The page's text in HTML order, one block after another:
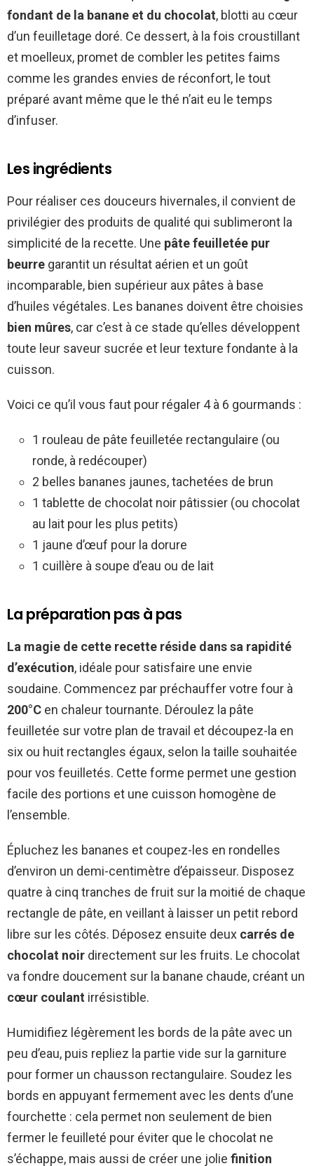
fondant de la banane et du chocolat, blotti au cœur
d’un feuilletage doré. Ce dessert, à la fois croustillant
et moelleux, promet de combler les petites faims
comme les grandes envies de réconfort, le tout
préparé avant même que le thé n’ait eu le temps
d’infuser.
Les ingrédients
Pour réaliser ces douceurs hivernales, il convient de
privilégier des produits de qualité qui sublimeront la
simplicité de la recette. Une pâte feuilletée pur
beurre garantit un résultat aérien et un goût
incomparable, bien supérieur aux pâtes à base
d’huiles végétales. Les bananes doivent être choisies
bien mûres, car c’est à ce stade qu’elles développent
toute leur saveur sucrée et leur texture fondante à la
cuisson.
Voici ce qu’il vous faut pour régaler 4 à 6 gourmands :
1 rouleau de pâte feuilletée rectangulaire (ou
ronde, à redécouper)
2 belles bananes jaunes, tachetées de brun
1 tablette de chocolat noir pâtissier (ou chocolat
au lait pour les plus petits)
1 jaune d’œuf pour la dorure
1 cuillère à soupe d’eau ou de lait
La préparation pas à pas
La magie de cette recette réside dans sa rapidité
d’exécution, idéale pour satisfaire une envie
soudaine. Commencez par préchauffer votre four à
200°C en chaleur tournante. Déroulez la pâte
feuilletée sur votre plan de travail et découpez-la en
six ou huit rectangles égaux, selon la taille souhaitée
pour vos feuilletés. Cette forme permet une gestion
facile des portions et une cuisson homogène de
l’ensemble.
Épluchez les bananes et coupez-les en rondelles
d’environ un demi-centimètre d’épaisseur. Disposez
quatre à cinq tranches de fruit sur la moitié de chaque
rectangle de pâte, en veillant à laisser un petit rebord
libre sur les côtés. Déposez ensuite deux carrés de
chocolat noir directement sur les fruits. Le chocolat
va fondre doucement sur la banane chaude, créant un
cœur coulant irrésistible.
Humidifiez légèrement les bords de la pâte avec un
peu d’eau, puis repliez la partie vide sur la garniture
pour former un chausson rectangulaire. Soudez les
bords en appuyant fermement avec les dents d’une
fourchette : cela permet non seulement de bien
fermer le feuilleté pour éviter que le chocolat ne
s’échappe, mais aussi de créer une jolie finition